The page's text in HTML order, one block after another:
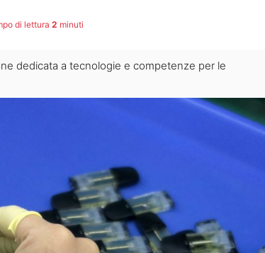
di lettura 2 minuti
dedicata a tecnologie e competenze per le